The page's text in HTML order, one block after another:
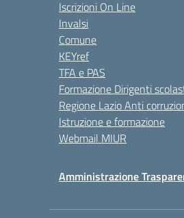
Iscrizioni On Line
Invalsi
Comune
KEYref
TFA e PAS
Formazione Dirigenti
Regione Lazio Anti
Istruzione e formazione
Webmail MIUR
Amministrazione